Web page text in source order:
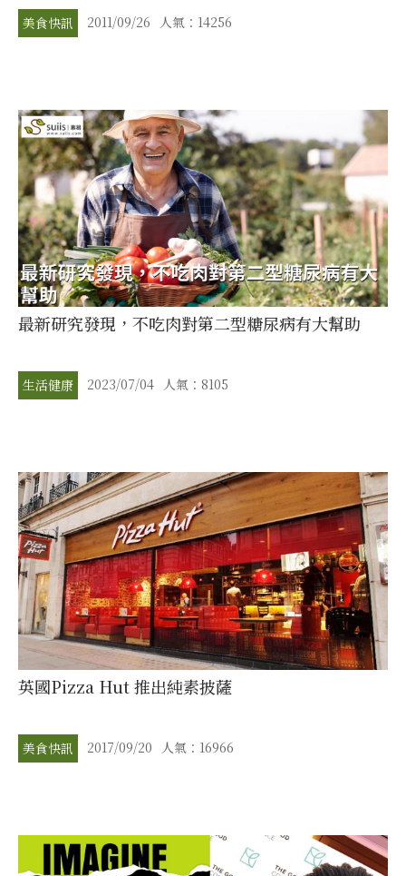
美食快訊 2011/09/26 人氣：14256
最新研究發現，不吃肉對第二型糖尿病有大幫助
生活健康 2023/07/04 人氣：8105
英國Pizza Hut 推出純素披薩
美食快訊 2017/09/20 人氣：16966